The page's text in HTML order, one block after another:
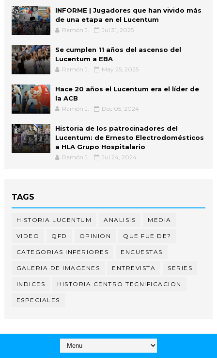
INFORME | Jugadores que han vivido más
de una etapa en el Lucentum
Ramón J. Jul 31, 2025
Se cumplen 11 años del ascenso del
Lucentum a EBA
Ramón J. May 25, 2025
Hace 20 años el Lucentum era el líder de
la ACB
Ramón J. Dec 05, 2024
Historia de los patrocinadores del
Lucentum: de Ernesto Electrodomésticos
a HLA Grupo Hospitalario
Ramón J. Jul 24, 2024
TAGS
HISTORIA LUCENTUM ANALISIS MEDIA
VIDEO QFD OPINION QUE FUE DE?
CATEGORIAS INFERIORES ENCUESTAS
GALERIA DE IMAGENES ENTREVISTA SERIES
INDICES HISTORIA CENTRO TECNIFICACION
ESPECIALES